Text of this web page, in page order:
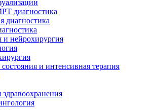
диагностика
диагностика
и нейрохирургия
и интенсивная терапия